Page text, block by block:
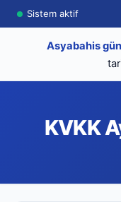
Sistem aktif
Asyabahis
KVKK